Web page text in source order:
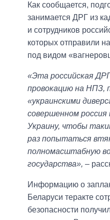
Как сообщается,
занимается ДРГ из
и сотрудников
которых отправили
под видом
«Эта российская
провокацию на НПЗ,
«украинскими
совершенном
Украину, чтобы
раз попытаться
полномасштабную
государства», –
Информацию о
Беларуси теракте
безопасности